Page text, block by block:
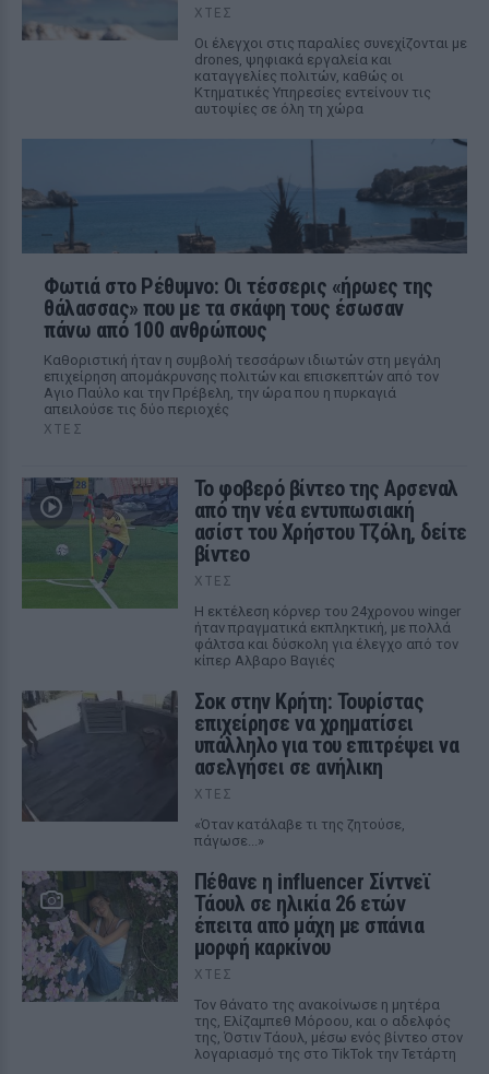
ΧΤΕΣ
Οι έλεγχοι στις παραλίες συνεχίζονται με
drones, ψηφιακά εργαλεία και
καταγγελίες πολιτών, καθώς οι
Κτηματικές Υπηρεσίες εντείνουν τις
αυτοψίες σε όλη τη χώρα
Φωτιά στο Ρέθυμνο: Οι τέσσερις «ήρωες της
θάλασσας» που με τα σκάφη τους έσωσαν
πάνω από 100 ανθρώπους
Καθοριστική ήταν η συμβολή τεσσάρων ιδιωτών στη μεγάλη
επιχείρηση απομάκρυνσης πολιτών και επισκεπτών από τον
Αγιο Παύλο και την Πρέβελη, την ώρα που η πυρκαγιά
απειλούσε τις δύο περιοχές
ΧΤΕΣ
Το φοβερό βίντεο της Αρσεναλ
από την νέα εντυπωσιακή
ασίστ του Χρήστου Τζόλη, δείτε
βίντεο
ΧΤΕΣ
Η εκτέλεση κόρνερ του 24χρονου winger
ήταν πραγματικά εκπληκτική, με πολλά
φάλτσα και δύσκολη για έλεγχο από τον
κίπερ Αλβαρο Βαγιές
Σοκ στην Κρήτη: Τουρίστας
επιχείρησε να χρηματίσει
υπάλληλο για του επιτρέψει να
ασελγήσει σε ανήλικη
ΧΤΕΣ
«Όταν κατάλαβε τι της ζητούσε,
πάγωσε...»
Πέθανε η influencer Σίντνεϊ
Τάουλ σε ηλικία 26 ετών
έπειτα από μάχη με σπάνια
μορφή καρκίνου
ΧΤΕΣ
Τον θάνατο της ανακοίνωσε η μητέρα
της, Ελίζαμπεθ Μόροου, και ο αδελφός
της, Όστιν Τάουλ, μέσω ενός βίντεο στον
λογαριασμό της στο TikTok την Τετάρτη